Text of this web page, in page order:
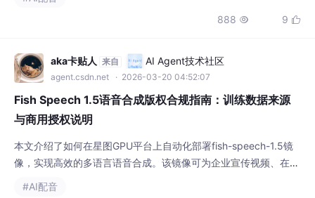
888  9 
aka卡贴人 来自 AI Agent技术社区
agent.csdn.net · 2026-03-20 04:52:07
Fish Speech 1.5语音合成版权合规指南：训练数据来源
与商用授权说明
本文介绍了如何在星图GPU平台上自动化部署fish-speech-1.5镜
像，实现高效的多语言语音合成。该镜像可为企业宣传视频、在线
课程及有声书制作提供自然流畅的AI配音，并详细解析了其训练数
#AI配音